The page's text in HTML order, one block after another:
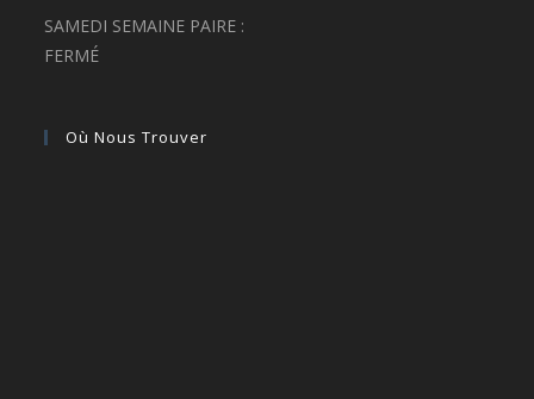
SAMEDI SEMAINE PAIRE :
FERMÉ
Où Nous Trouver